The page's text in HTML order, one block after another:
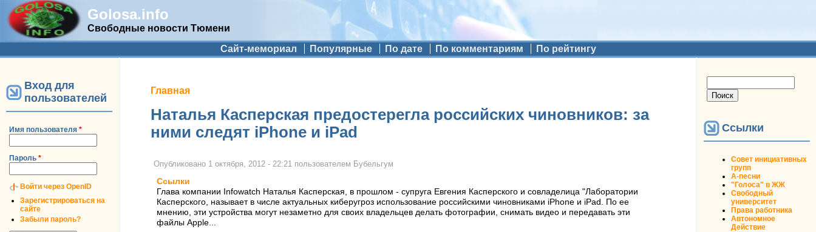
Golosa.info
Свободные новости Тюмени
Дополнительное меню Сайт-мемориал Популярные По дате По комментариям По рейтингу
Вход для
пользователей
Имя пользователя *
Пароль *
Войти через OpenID
Зарегистрироваться на
сайте
Забыли пароль?
Вы здесь
Главная
Наталья Касперская предостерегла российских чиновников: за
ними следят iPhone и iPad
Опубликовано 1 октября, 2012 - 22:21 пользователем Бубельгум
Ссылки
Глава компании Infowatch Наталья Касперская, в прошлом - супруга Евгения Касперского и совладелица "Лаборатории
Касперского, называет в числе актуальных киберугроз использование российскими чиновниками iPhone и iPad. По ее
мнению, эти устройства могут незаметно для своих владельцев делать фотографии, снимать видео и передавать эти
файлы Apple...
Ссылки
Совет инициативных
групп
А-песни
"Голоса" в ЖЖ
Свободный
университет
Права работника
Автономное
Действие